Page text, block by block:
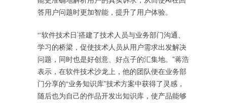
答用户问题时更加智能，提升了用户体验。
“‘软件技术日’搭建了技术人员与业务部门沟通、
学习的桥梁，促使技术人员从用户需求出发解决
问题，同时也是好创意、好点子的汇集地。”蒋浩
表示，在软件技术沙龙上，他的团队便在业务部
门分享的“业务知识库”技术方案中获得了灵感，
随后也为自己的作品开发出知识库，使产品能够